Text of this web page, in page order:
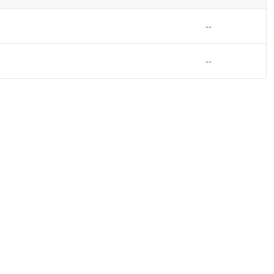
--
--